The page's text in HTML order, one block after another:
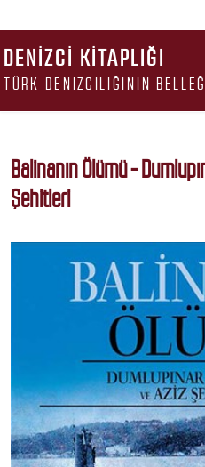
DENIZCI KITAPLIĞI
TÜRK DENIZCILIĞININ BELLEĞI
Balinanın Ölümü -
Şehitleri